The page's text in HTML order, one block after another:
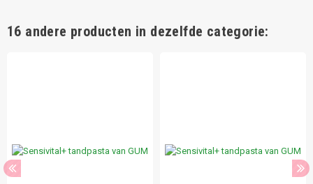
16 andere producten in dezelfde categorie: